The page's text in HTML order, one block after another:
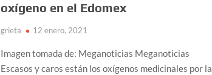
oxígeno en el Edomex
grieta 12 enero, 2021
Imagen tomada de: Meganoticias Meganoticias
Escasos y caros están los oxígenos medicinales por la